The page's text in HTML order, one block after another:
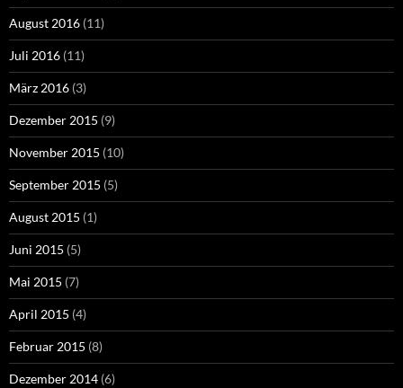
August 2016 (11)
Juli 2016 (11)
März 2016 (3)
Dezember 2015 (9)
November 2015 (10)
September 2015 (5)
August 2015 (1)
Juni 2015 (5)
Mai 2015 (7)
April 2015 (4)
Februar 2015 (8)
Dezember 2014 (6)